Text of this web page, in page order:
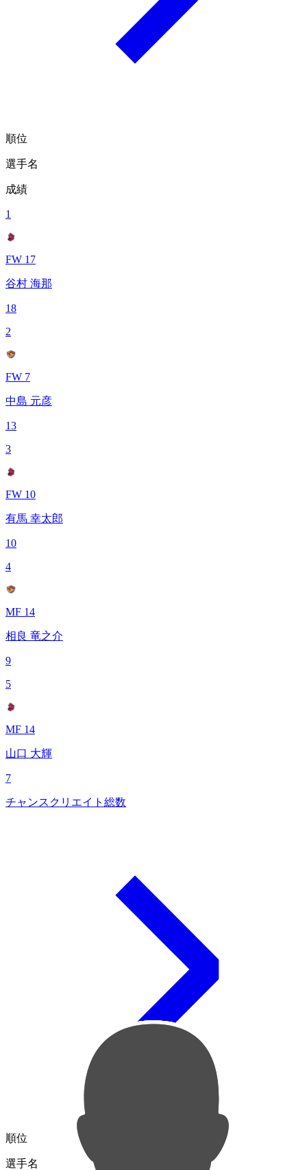
順位
選手名
成績
1
FW 17
谷村 海那
18
2
FW 7
中島 元彦
13
3
FW 10
有馬 幸太郎
10
4
MF 14
相良 竜之介
9
5
MF 14
山口 大輝
7
チャンスクリエイト総数
順位
選手名